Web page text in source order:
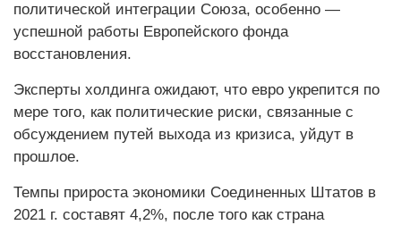
политической интеграции Союза, особенно —
успешной работы Европейского фонда
восстановления.
Эксперты холдинга ожидают, что евро укрепится по
мере того, как политические риски, связанные с
обсуждением путей выхода из кризиса, уйдут в
прошлое.
Темпы прироста экономики Соединенных Штатов в
2021 г. составят 4,2%, после того как страна